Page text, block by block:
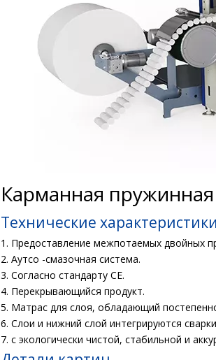
Карманная
Технические характеристики
1. Предоставление межпотаемых двойных
2. Аутсо -смазочная система.
3. Согласно стандарту CE.
4. Перекрывающийся продукт.
5. Матрас для слоя, обладающий
6. Слои и нижний слой интегрируются
7. с экологически чистой, стабильной и